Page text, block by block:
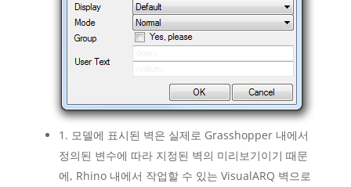
1. 모델에 표시된 벽은 실제로 Grasshopper 내에서
정의된 변수에 따라 지정된 벽의 미리보기이기 때문
에, Rhino 내에서 작업할 수 있는 VisualARQ 벽으로